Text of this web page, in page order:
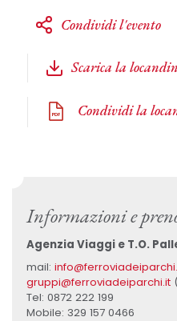
Condividi l'evento
Scarica la
Condividi la
Informazioni e
Agenzia Viaggi e T.O.
mail:
gruppi@ferroviadeiparchi.it
Tel: 0872 222 199
Mobile: 329 157 0466